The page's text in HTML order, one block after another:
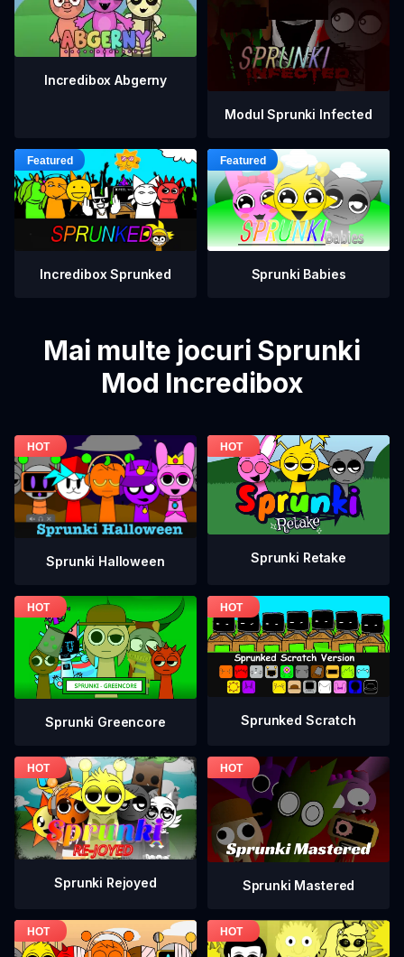
Incredibox Abgerny
Modul Sprunki Infected
Incredibox Sprunked Sprunki Babies
Mai multe jocuri Sprunki
Mod Incredibox
Sprunki Halloween Sprunki Retake
Sprunki Greencore Sprunked Scratch
Sprunki Rejoyed Sprunki Mastered